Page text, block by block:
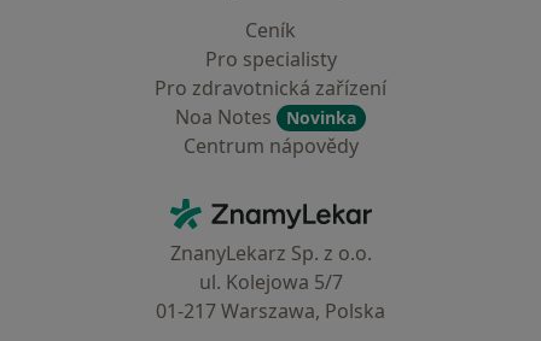
Ceník
Pro specialisty
Pro zdravotnická zařízení
Noa Notes
Novinka
Centrum nápovědy
ZnamyLekar - Hlavní stránka
ZnanyLekarz Sp. z o.o.
ul. Kolejowa 5/7
01-217 Warszawa, Polska